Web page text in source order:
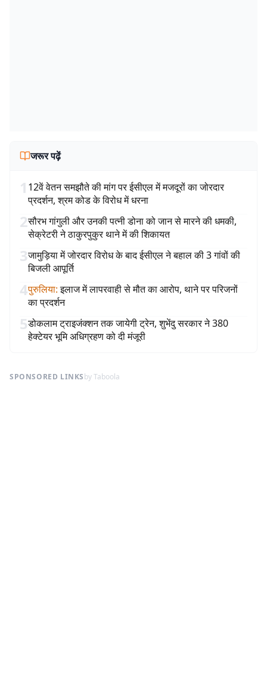
जरूर पढ़ें
1 12वें वेतन समझौते की मांग पर ईसीएल में मजदूरों का जोरदार
प्रदर्शन, श्रम कोड के विरोध में धरना
2सौरभ गांगुली और उनकी पत्नी डोना को जान से मारने की धमकी,
सेक्रेटरी ने ठाकुरपुकुर थाने में की शिकायत
3जामुड़िया में जोरदार विरोध के बाद ईसीएल ने बहाल की 3 गांवों की
बिजली आपूर्ति
4पुरुलिया: इलाज में लापरवाही से मौत का आरोप, थाने पर परिजनों
का प्रदर्शन
5डोकलाम ट्राइजंक्शन तक जायेगी ट्रेन, शुभेंदु सरकार ने 380
हेक्टेयर भूमि अधिग्रहण को दी मंजूरी
SPONSORED LINKSby Taboola